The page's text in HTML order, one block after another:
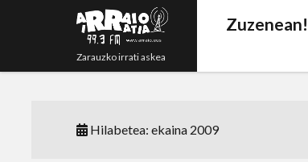
Zarauzko irrati askea
Zuzenean!
Hilabetea:ekaina 2009